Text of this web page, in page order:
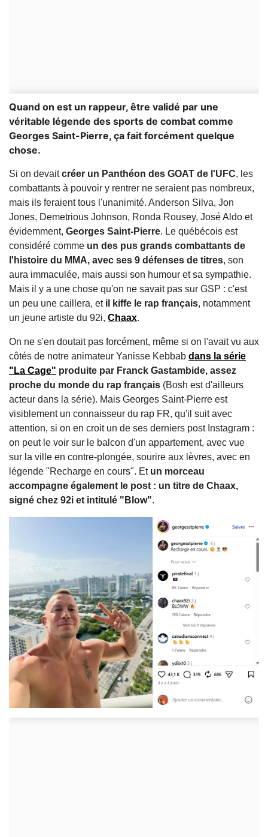
Quand on est un rappeur, être validé par une
véritable légende des sports de combat comme
Georges Saint-Pierre, ça fait forcément quelque
chose.
Si on devaitcréer un Panthéon des GOAT de l'UFC, les
combattants à pouvoir y rentrer ne seraient pas nombreux,
mais ils feraient tous l'unanimité. Anderson Silva, Jon
Jones, Demetrious Johnson, Ronda Rousey, José Aldo et
évidemment, Georges Saint-Pierre. Le québécois est
considéré comme un des pus grands combattants de
l'histoire du MMA, avec ses 9 défenses de titres, son
aura immaculée, mais aussi son humour et sa sympathie.
Mais il y a une chose qu'on ne savait pas sur GSP : c'est
un peu une caillera, etil kiffe le rap français, notamment
un jeune artiste du 92i, Chaax.
On ne s'en doutait pas forcément, même si on l'avait vu aux
côtés de notre animateur Yanisse Kebbab dans la série
"La Cage" produite par Franck Gastambide, assez
proche du monde du rap français (Bosh est d'ailleurs
acteur dans la série). Mais Georges Saint-Pierre est
visiblement un connaisseur du rap FR, qu'il suit avec
attention, si on en croit un de ses derniers post Instagram :
on peut le voir sur le balcon d'un appartement, avec vue
sur la ville en contre-plongée, sourire aux lèvres, avec en
légende "Recharge en cours". Et un morceau
accompagne également le post : un titre de Chaax,
signé chez 92i et intitulé "Blow".